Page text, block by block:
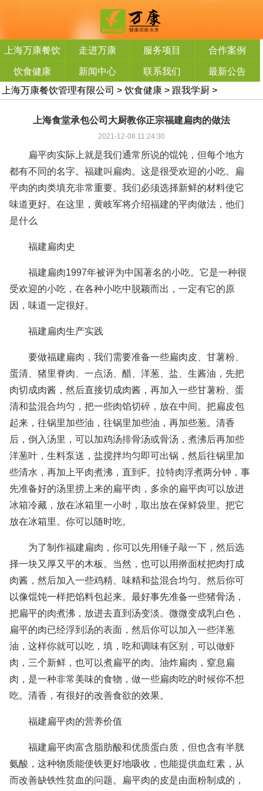
上海万康餐饮
管理有限公司
走进万康 服务项目 合作案例
饮食健康 新闻中心 联系我们
最新公告
上海万康餐饮管理有限公司 > 饮食健康 > 跟我学厨 >
上海食堂承包公司大厨教你正宗福建扁肉的做法
2021-12-08 11:24:30
扁平肉实际上就是我们通常所说的馄饨，但每个地方
都有不同的名字。福建叫扁肉。这是很受欢迎的小吃。扁
平肉的肉类填充非常重要。我们必须选择新鲜的材料使它
味道更好。在这里，黄岐军将介绍福建的平肉做法，他们
是什么
福建扁肉史
福建扁肉1997年被评为中国著名的小吃。它是一种很
受欢迎的小吃，在各种小吃中脱颖而出，一定有它的原
因，味道一定很好。
福建扁肉生产实践
要做福建扁肉，我们需要准备一些扁肉皮、甘薯粉、
蛋清、猪里脊肉、一点汤、醋、洋葱、盐、生酱油，先把
肉切成肉酱，然后直接切成肉酱，再加入一些甘薯粉、蛋
清和盐混合均匀，把一些肉馅切碎，放在中间。把扁皮包
起来，往锅里加些油，往锅里加些油，再加些葱。清香
后，倒入汤里，可以加鸡汤排骨汤或骨汤，煮沸后再加些
洋葱叶，生料泵送，盐搅拌均匀即可出锅，然后往锅里加
些清水，再加上平肉煮沸，直到F。拉特肉浮煮两分钟，事
先准备好的汤里捞上来的扁平肉，多余的扁平肉可以放进
冰箱冷藏，放在冰箱里一小时，取出放在保鲜袋里。把它
放在冰箱里。你可以随时吃。
为了制作福建扁肉，你可以先用锤子敲一下，然后选
择一块又厚又平的木板。当然，也可以用擀面杖把肉打成
肉酱，然后加入一些鸡精、味精和盐混合均匀。然后你可
以像馄饨一样把馅料包起来。最好事先准备一些猪骨汤，
把扁平的肉煮沸，放进去直到汤变淡。微微变成乳白色，
扁平的肉已经浮到汤的表面，然后你可以加入一些洋葱
油，这样你就可以吃，填，吃和调味有区别，可以做虾
肉，三个新鲜，也可以煮扁平的肉。油炸扁肉，窒息扁
肉，是一种非常美味的食物，做一些扁肉吃的时候你不想
吃。清香，有很好的改善食欲的效果。
福建扁平肉的营养价值
福建扁平肉富含脂肪酸和优质蛋白质，但也含有半胱
氨酸，这种物质能使铁更好地吸收，也能提供血红素，从
而改善缺铁性贫血的问题。扁平肉的皮是由面粉制成的，